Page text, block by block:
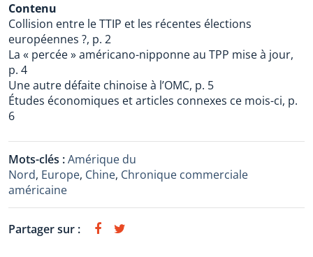
Contenu
Collision entre le TTIP et les récentes élections
européennes ?, p. 2
La « percée » américano-nipponne au TPP mise à jour,
p. 4
Une autre défaite chinoise à l’OMC, p. 5
Études économiques et articles connexes ce mois-ci, p.
6
Mots-clés :Amérique du
Nord, Europe, Chine, Chronique commerciale
américaine
Partager sur :